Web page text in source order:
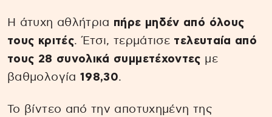
Η άτυχη αθλήτρια πήρε μηδέν από όλους
τους κριτές. Έτσι, τερμάτισε τελευταία από
τους 28 συνολικά συμμετέχοντες με
βαθμολογία 198,30.
Το βίντεο από την αποτυχημένη της